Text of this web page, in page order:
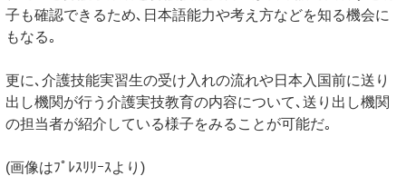
子も確認できるため､日本語能力や考え方などを知る機会に
もなる｡
更に､介護技能実習生の受け入れの流れや日本入国前に送り
出し機関が行う介護実技教育の内容について､送り出し機関
の担当者が紹介している様子をみることが可能だ｡
(画像はﾌﾟﾚｽﾘﾘｰｽより)